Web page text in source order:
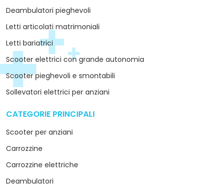
Deambulatori pieghevoli
Letti articolati matrimoniali
Letti bariatrici
Scooter elettrici con grande autonomia
Scooter pieghevoli e smontabili
Sollevatori elettrici per anziani
CATEGORIE PRINCIPALI
Scooter per anziani
Carrozzine
Carrozzine elettriche
Deambulatori